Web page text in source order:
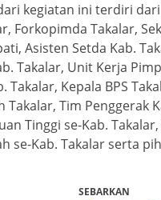
kegiatan ini terdiri
Forkopimda Takalar,
Asisten Setda Kab.
Takalar, Unit Kerja
Takalar, Kepala BPS
Takalar, Tim Penggerak
Tinggi se-Kab.
se-Kab. Takalar serta
SEBARKAN